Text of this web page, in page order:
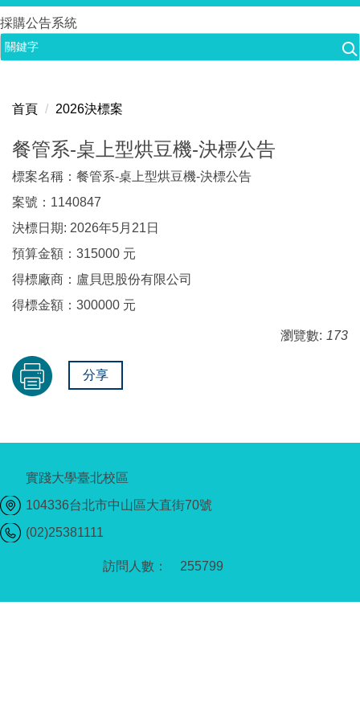
跳
到
主
容
採購公告系統
首頁 2026決標案
餐管系-桌上型烘豆機-決標公告
標案名稱：餐管系-桌上型烘豆機-決標公告
案號：1140847
決標日期: 2026年5月21日
預算金額：315000 元
得標廠商：盧貝思股份有限公司
得標金額：300000 元
瀏覽數: 173
分享
255799
實踐大學臺北校區
104336台北市中山區大直街70號
(02)25381111